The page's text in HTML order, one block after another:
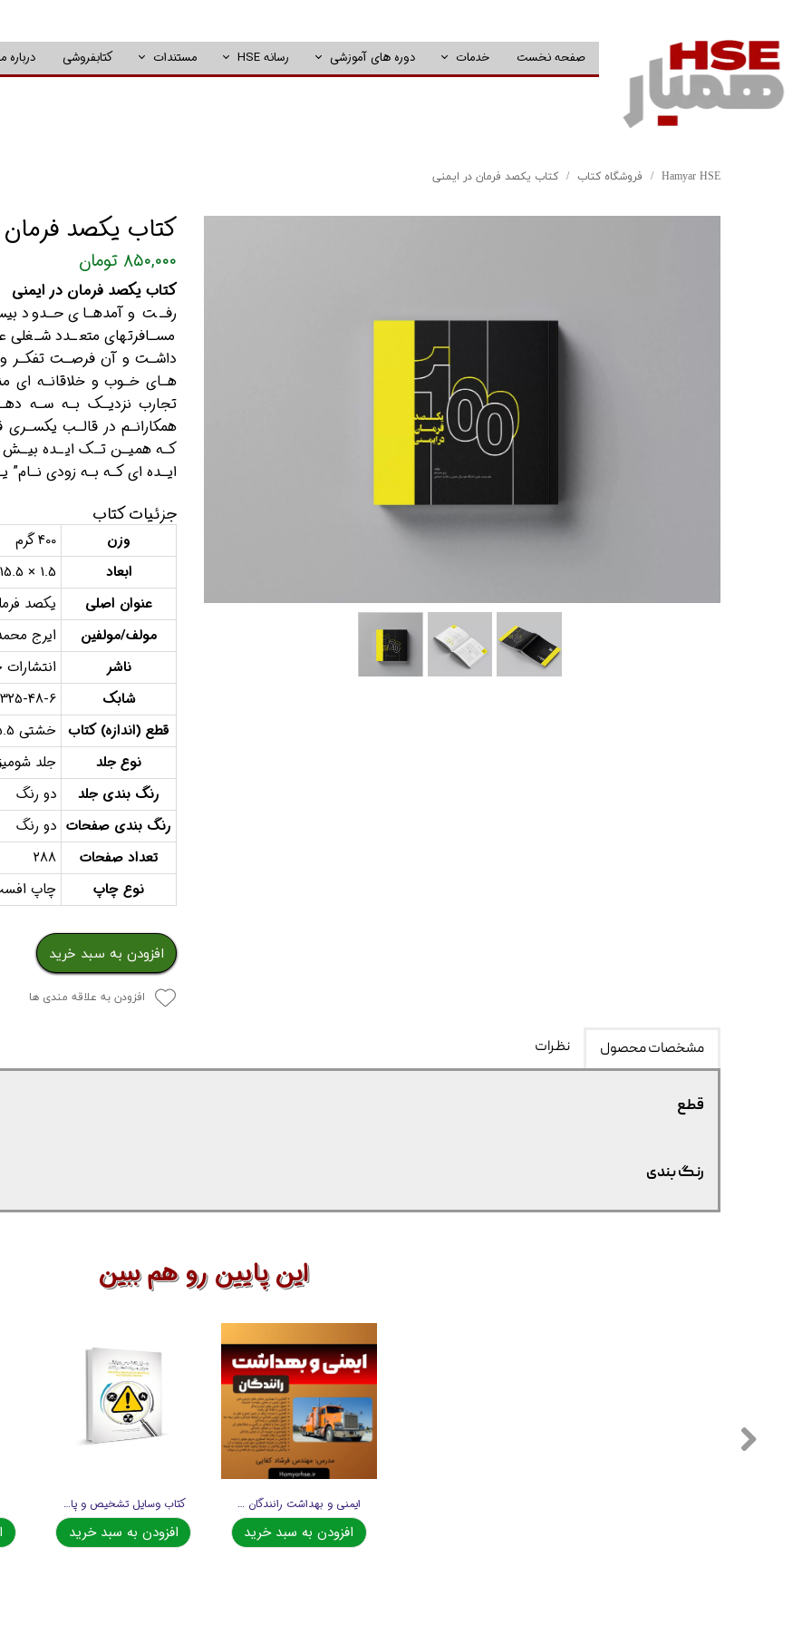
صفحه نخست خدمات دوره های آموزشی رسانه HSE مستندات کتابفروشی درباره
Hamyar HSE فروشگاه کتاب کتاب یکصد فرمان در ایمنی
کتاب یکصد فرمان
۸۵۰,۰۰۰ تومان
کتاب یکصد فرمان در ایمنی
رفـت و آمدهـای حـدود
مسـافرتهای متعـدد شـغلی
داشـت و آن فرصـت تفکـر و
هـای خـوب و خلاقانـه ای
همکارانـم در قالـب یکسـری
کـه همیـن تـک ایـده بیـش
ایـده ای کـه بـه زودی
جزئیات کتاب
وزن
400 گرم
ابعاد
1.5 × 15.5 × 15.5 سانتیمتر
عنوان اصلی
یکصد
مولف/مولفین
ایرج
ناشر
شابک
48-6
قطع (اندازه) کتاب
خشتی 15.5×15.5
نوع جلد
جلد
رنگ بندی جلد
دو رنگ
رنگ بندی صفحات دو رنگ
تعداد صفحات
288
نوع چاپ
چاپ
افزودن به سبد خرید
افزودن به علاقه مندی ها
مشخصات محصول نظرات
قطع
رنگ بندی
کتاب وسایل تشخیص و پایش هوای مواد خطرناک
افزودن به سبد خرید
ایمنی و بهداشت رانندگان آفلاین
افزودن به سبد خرید
این پایین رو هم ببین